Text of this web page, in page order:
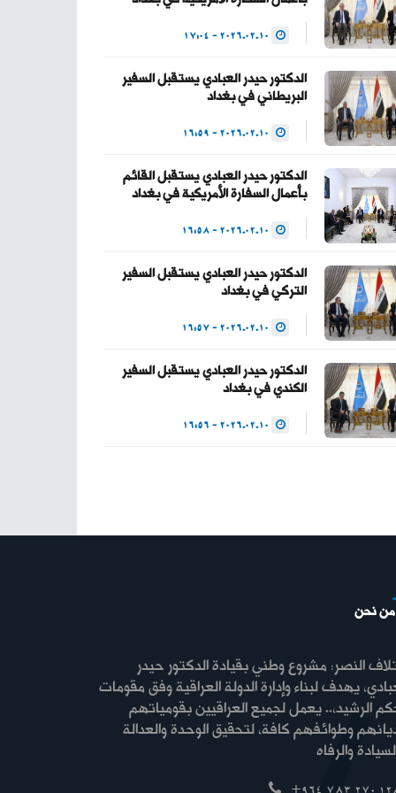
— Haider Al-Abadi
(@HaiderAlAbadi)
January 23, 2026
الدكتور حيدر العبادي يستقبل السفير
البريطاني في بغداد
الدكتور حيدر العبادي يستقبل القائم
بأعمال السفارة الأمريكية في بغداد
الدكتور حيدر العبادي يستقبل السفير
التركي في بغداد
الدكتور حيدر العبادي يستقبل السفير
الكندي في بغداد
من نحن
النصر: مشروع وطني بقيادة الدكتور حيدر
يهدف لبناء وإدارة الدولة العراقية وفق مقومات
الرشيد،.. يعمل لجميع العراقيين بقومياتهم
وطوائفهم كافة، لتحقيق الوحدة والعدالة